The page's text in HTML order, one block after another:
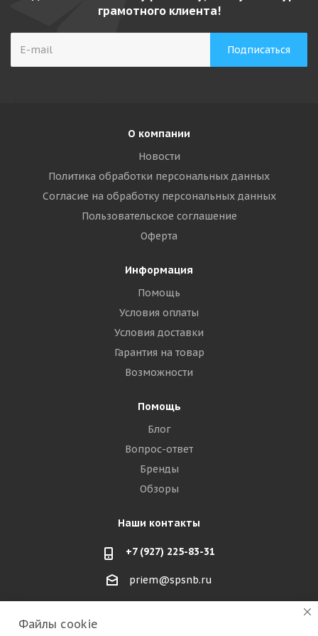
грамотного клиента!
О компании
Новости
Политика обработки персональных данных
Согласие на обработку персональных данных
Пользовательское соглашение
Оферта
Информация
Помощь
Условия оплаты
Условия доставки
Гарантия на товар
Возможности
Помощь
Блог
Вопрос-ответ
Бренды
Обзоры
Наши контакты
+7 (927) 225-83-31
priem@spsnb.ru
Файлы cookie